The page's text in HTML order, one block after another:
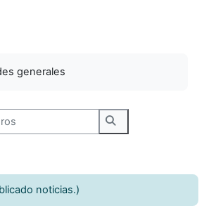
generales
Buscar en los
noticias.)